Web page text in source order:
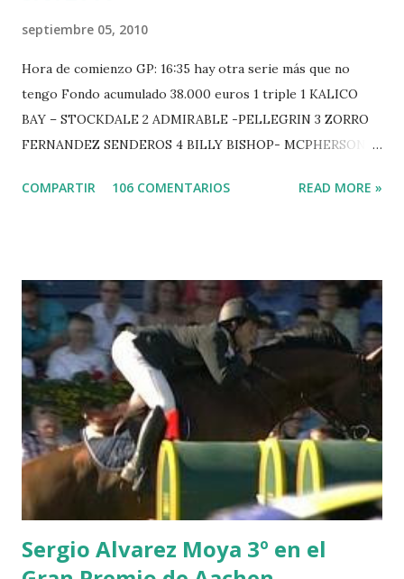
septiembre 05, 2010
Hora de comienzo GP: 16:35 hay otra serie más que no
tengo Fondo acumulado 38.000 euros 1 triple 1 KALICO
BAY – STOCKDALE 2 ADMIRABLE -PELLEGRIN 3 ZORRO
FERNANDEZ SENDEROS 4 BILLY BISHOP- MCPHERSON 5
-EPAILLARD 7 GIG AMAI M WHITAKER 8 SILVANA DU
POWER - MILLAR 5 ARMANIE -VOORN 6 QUERLYBET
HERO -LEJAUNE 7 MO CHROI - O’BRIEN 8 CARMENA Z -
BREEN 9 JALLA DE GAVIERE -RAMZY AL DUHAMI 10
NOVEL -PHILIPPAERTS 3 triple 1 LATE NIGHT -LEVY 2 K
CLUB LADY -O’CONNOR 3 QUICK STUDY - HOUGH 4
LORENZO -AHLMANN 5 L’ESPOIR -GULLIKSEN 6
TOPINAMBOUR -LEPREVOST 7 WISCONSIN 111 -MOYA 8
INTERTOY Z - BRASH 9 HERALD –CORDON 10 SELDANA
DI CAMPALTO -SHARBATLY Vuelta Triunfal... el ganador
del Gran Premio en su vuelta de honor
COMPARTIR 106 COMENTARIOS READ MORE »
Sergio Alvarez Moya 3º en el